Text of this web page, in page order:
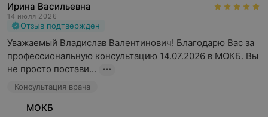
Ирина Васильевна
14 июля 2026
Отзыв подтвержден
Уважаемый Владислав Валентинович! Благодарю Вас за
профессиональную консультацию 14.07.2026 в МОКБ. Вы
не просто постави...
Консультация врача
МОКБ